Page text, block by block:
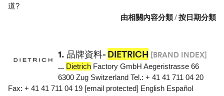
道?
由相關內容分類/按日期分類
1. 品牌資料- DIETRICH [BRAND INDEX]
... Dietrich Factory GmbH Aegeristrasse 66
6300 Zug Switzerland Tel.: + 41 41 711 04 20
Fax: + 41 41 711 04 19 [email protected] English Español